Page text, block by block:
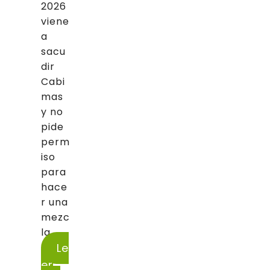
2026
viene
a
sacu
dir
Cabi
mas
y no
pide
perm
iso
para
hace
r una
mezc
la...
Le
er